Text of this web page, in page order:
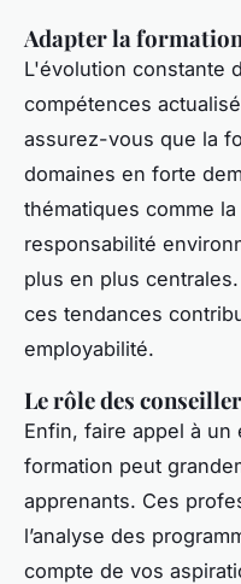
Adapter la
L'évolution constante
compétences
assurez-vous que la
domaines en forte
thématiques comme
responsabilité
plus en plus
ces tendances
employabilité.
Le rôle des
Enfin, faire appel à
formation peut
apprenants. Ces
l’analyse des
compte de vos